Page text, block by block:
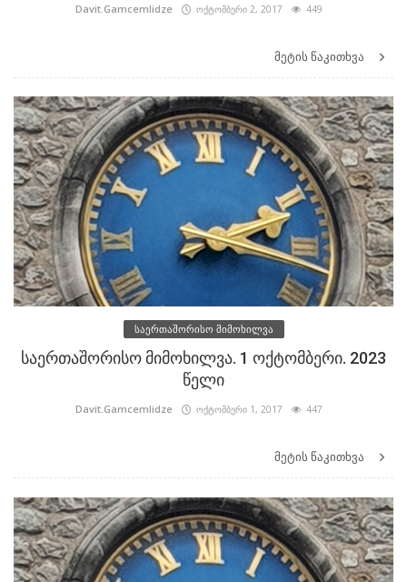
Davit.Gamcemlidze ოქტომბერი 2, 2017 449
მეტის წაკითხვა
საერთაშორისო მიმოხილვა
საერთაშორისო მიმოხილვა. 1 ოქტომბერი. 2023
წელი
Davit.Gamcemlidze ოქტომბერი 1, 2017 447
მეტის წაკითხვა